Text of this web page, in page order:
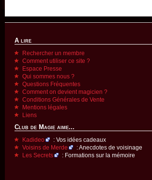
A lire
Rechercher un membre
Comment utiliser ce site ?
Espace Presse
Qui sommes nous ?
Questions Fréquentes
Comment on devient magicien ?
Conditions Générales de Vente
Mentions légales
Liens
Club de Magie aime...
Kadideo
: Vos idées cadeaux
Voisins de Merde
: Anecdotes de voisinage
Les Secrets
: Formations sur la mémoire